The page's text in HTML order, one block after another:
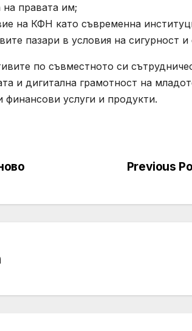
правата им;
на КФН като съвременна
пазари в условия на сигурност и
по съвместното си
и дигитална грамотност на
финансови услуги и продукти.
Previous